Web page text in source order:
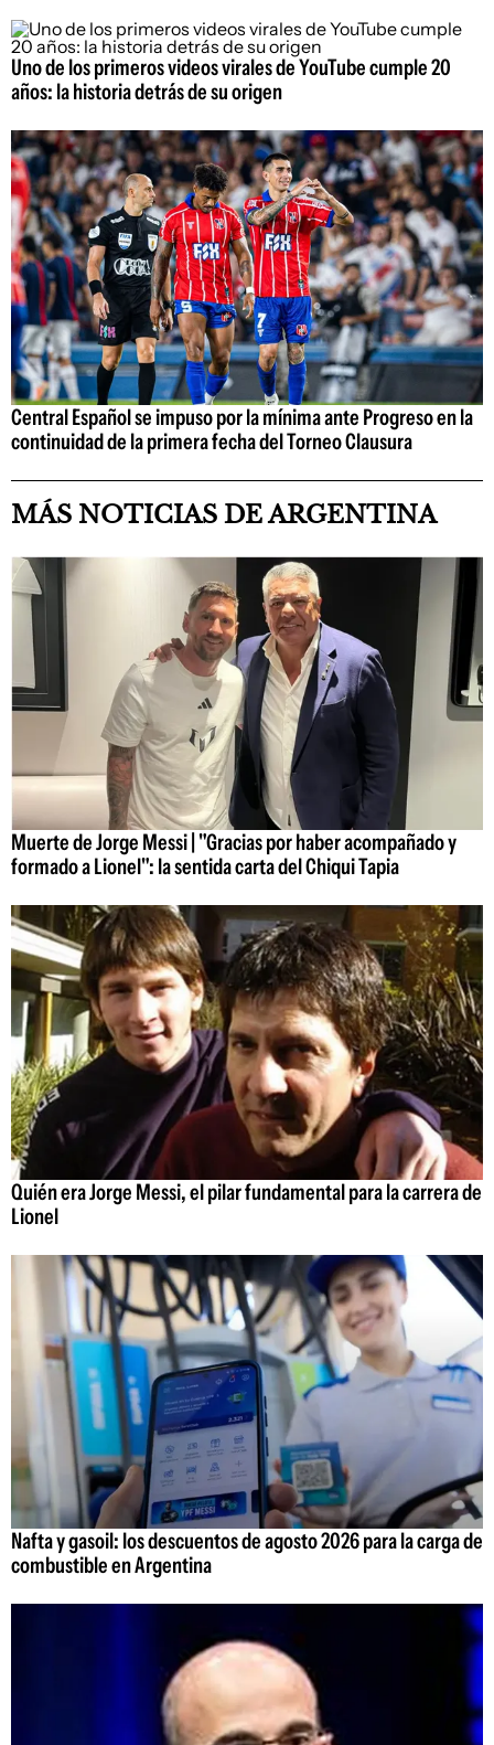
Uno de los primeros videos virales de YouTube cumple 20
años: la historia detrás de su origen
Central Español se impuso por la mínima ante Progreso en la
continuidad de la primera fecha del Torneo Clausura
MÁS NOTICIAS DE ARGENTINA
Muerte de Jorge Messi | "Gracias por haber acompañado y
formado a Lionel": la sentida carta del Chiqui Tapia
Quién era Jorge Messi, el pilar fundamental para la carrera de
Lionel
Nafta y gasoil: los descuentos de agosto 2026 para la carga de
combustible en Argentina